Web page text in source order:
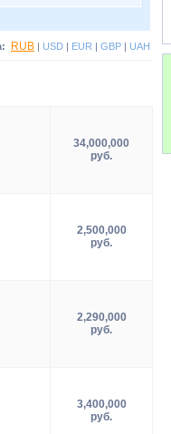
RUB | USD | EUR | GBP | UAH
34,000,000
руб.
2,500,000
руб.
2,290,000
руб.
3,400,000
руб.